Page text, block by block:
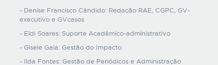
- Denise Francisco Cândido: Redação RAE, CGPC, GV-
executivo e GVcasos
- Eldi Soares: Suporte Acadêmico-administrativo
- Gisele Gaia: Gestão do Impacto
- Ilda Fontes: Gestão de Periódicos e Administração